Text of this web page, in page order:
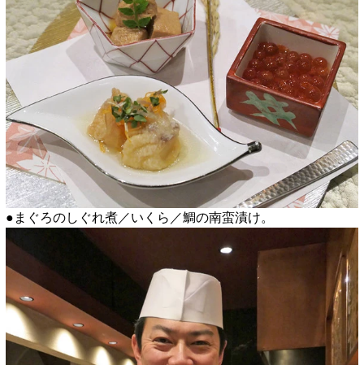
●まぐろのしぐれ煮／いくら／鯛の南蛮漬け。